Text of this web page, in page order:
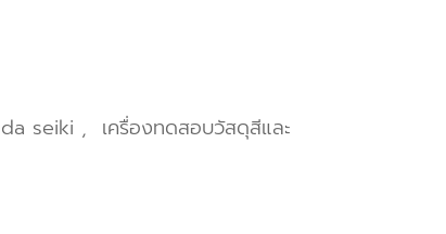
seiki , เครื่องทดสอบวัสดุสีและ